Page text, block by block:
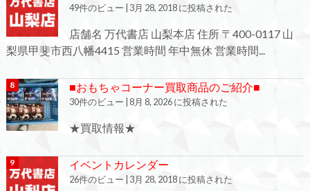
49件のビュー 3月 28, 2018 に投稿された
店舗名 万代書店 山梨本店 住所 〒400-0117 山
梨県甲斐市西八幡4415 営業時間 年中無休 営業時間...
■おもちゃコーナー買取商品のご紹介■
30件のビュー 8月 8, 2026 に投稿された
★買取情報★
イベントカレンダー
26件のビュー 3月 28, 2018 に投稿された